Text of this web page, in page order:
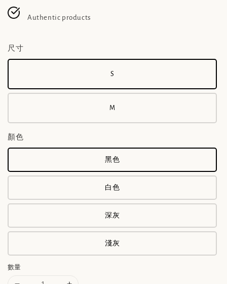
Authentic products
尺寸
S
M
顏色
黑色
白色
深灰
淺灰
數量